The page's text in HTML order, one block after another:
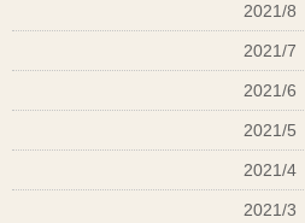
2021/8
2021/7
2021/6
2021/5
2021/4
2021/3